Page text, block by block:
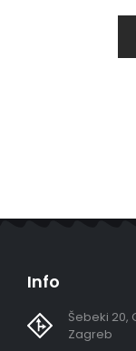
Info
Šebeki 20,
Zagreb